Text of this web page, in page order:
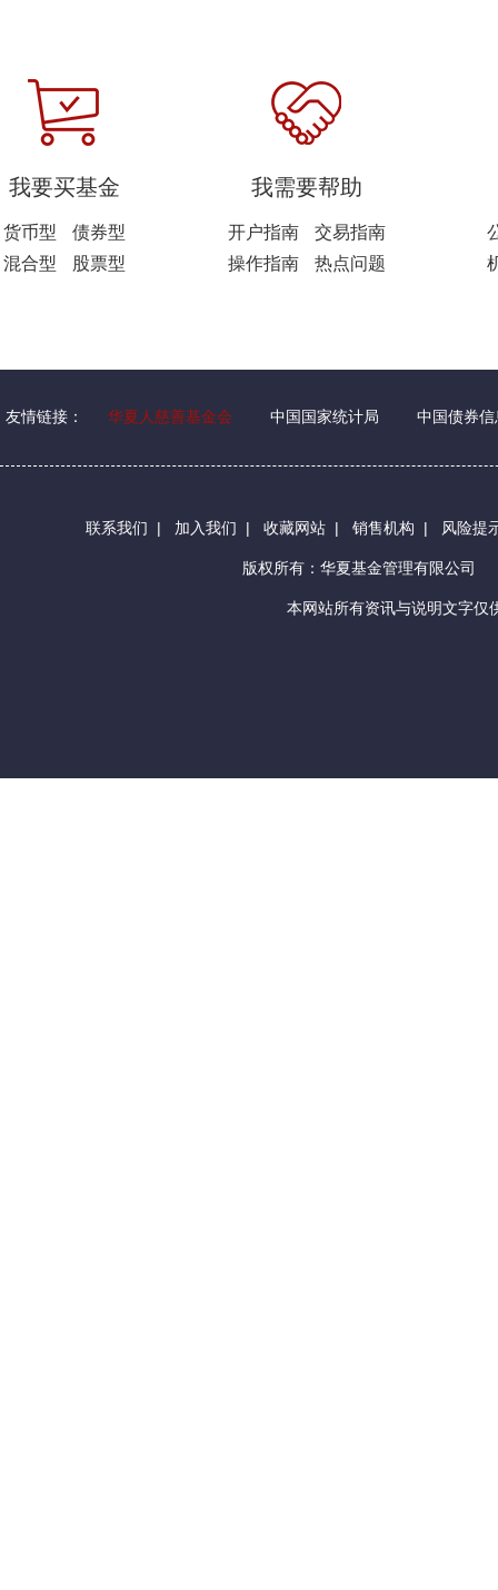
我要买基金
货币型
债券型
混合型
股票型
我需要帮助
开户指南
交易指南
操作指南
热点问题
友情链接： 华夏人慈善基金会 中国国家统计局 中国债券信
联系我们 | 加入我们 | 收藏网站 | 销售机构 | 风险提
版权所有：华夏基金管理有限公司
本网站所有资讯与说明文字仅